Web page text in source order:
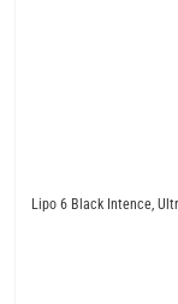
Lipo 6 Black Intence,